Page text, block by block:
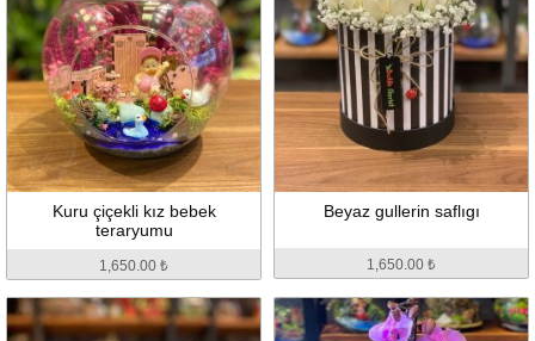
Kuru çiçekli kız bebek
teraryumu
1,650.00 ₺
Beyaz gullerin saflıgı
1,650.00 ₺